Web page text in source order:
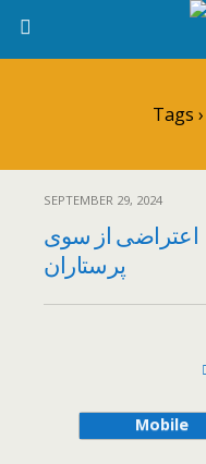
SEPTEMBER 29, 2024
اعتراضی از سوی
پرستاران
Mobile